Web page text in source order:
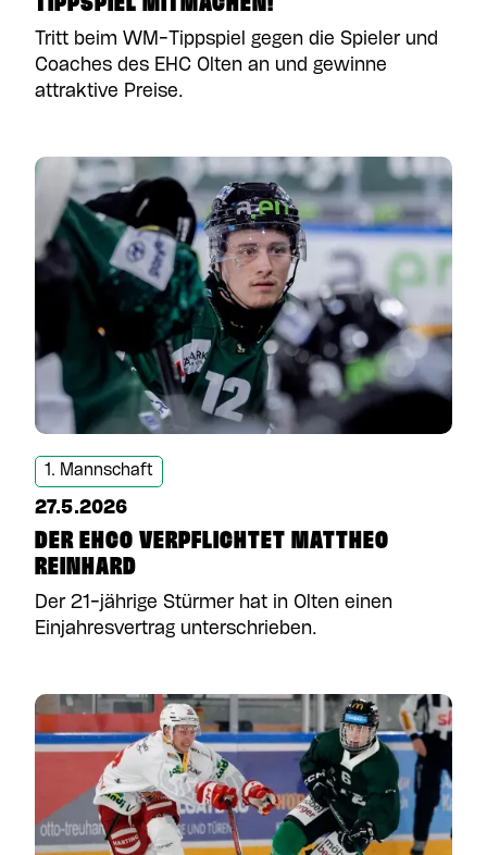
Tritt beim WM-Tippspiel gegen die Spieler und
Coaches des EHC Olten an und gewinne
attraktive Preise.
1. Mannschaft
27.5.2026
DER EHCO VERPFLICHTET MATTHEO
REINHARD
Der 21-jährige Stürmer hat in Olten einen
Einjahresvertrag unterschrieben.